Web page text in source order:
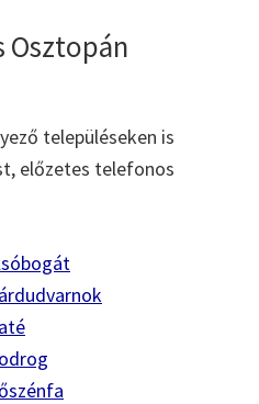
Osztopán
településeken is
előzetes telefonos